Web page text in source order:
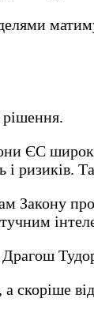
рішення.
ЄС
Закону